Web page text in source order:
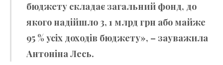
бюджету складає загальний фонд, до
якого надійшло 3, 1 млрд грн або майже
95 % усіх доходів бюджету», – зауважила
Антоніна Лесь.